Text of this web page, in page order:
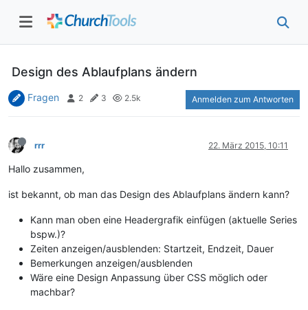
Design des Ablaufplans ändern
Fragen 2 3 2.5k Anmelden zum Antworten
rrr 22. März 2015, 10:11
Hallo zusammen,
ist bekannt, ob man das Design des Ablaufplans ändern kann?
Kann man oben eine Headergrafik einfügen (aktuelle Series
bspw.)?
Zeiten anzeigen/ausblenden: Startzeit, Endzeit, Dauer
Bemerkungen anzeigen/ausblenden
Wäre eine Design Anpassung über CSS möglich oder
machbar?